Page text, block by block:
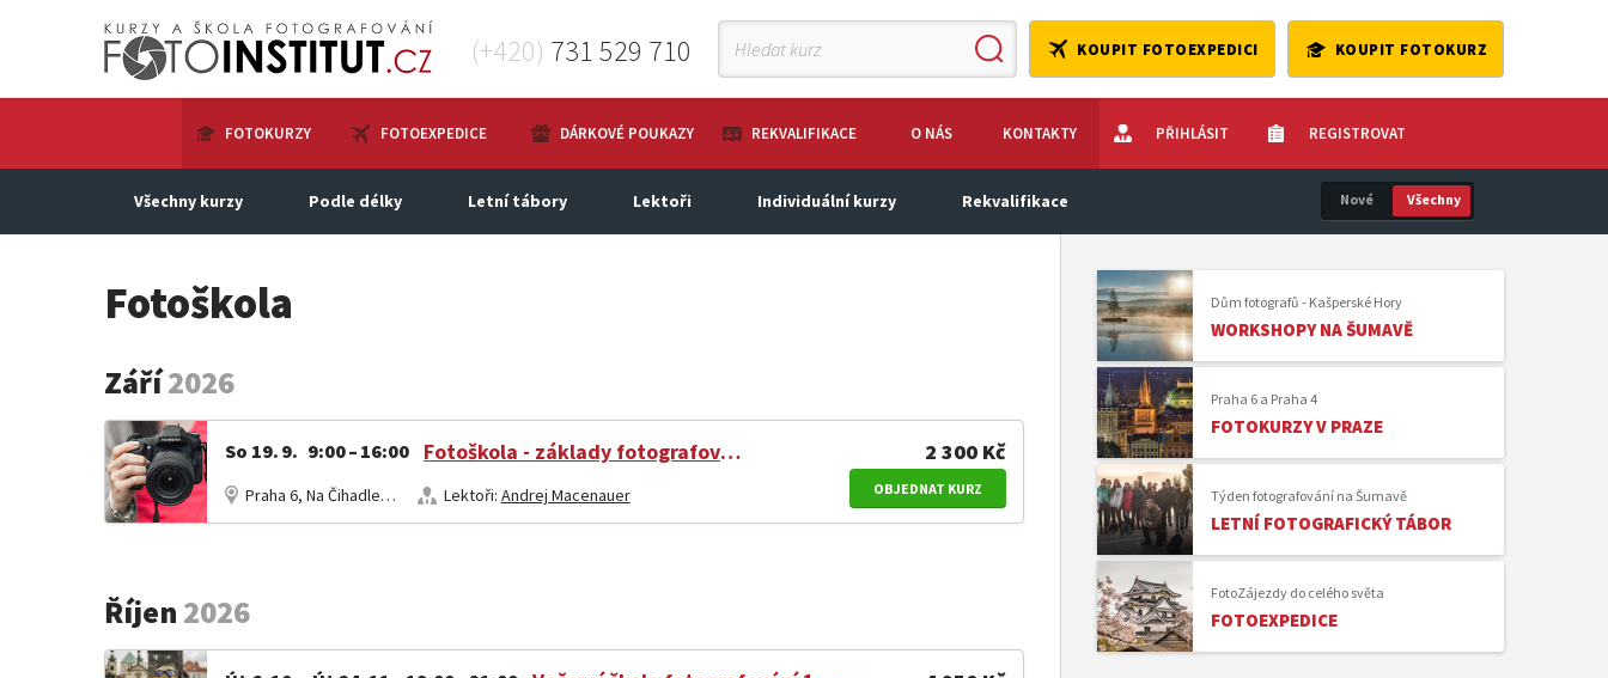
(+420) 731 529 710 KOUPIT FOTOEXPEDICI KOUPIT FOTOKURZ
FOTOKURZY FOTOEXPEDICE DÁRKOVÉ POUKAZY REKVALIFIKACE O NÁS KONTAKTY PŘIHLÁSIT REGISTROVAT
Všechny kurzy Podle délky Letní tábory Lektoři Individuální kurzy Rekvalifikace
Fotoškola
Září2026
So 19. 9. 9:00 – 16:00 Fotoškola - základy fotografování pro každého 2 300 Kč
Praha 6, Na Čihadle 33 Lektoři: Andrej Macenauer OBJEDNAT KURZ
Říjen 2026
Dům fotografů - Kašperské Hory
WORKSHOPY NA ŠUMAVĚ
Praha 6 a Praha 4
FOTOKURZY V PRAZE
Týden fotografování na Šumavě
LETNÍ FOTOGRAFICKÝ TÁBOR
FotoZájezdy do celého světa
FOTOEXPEDICE